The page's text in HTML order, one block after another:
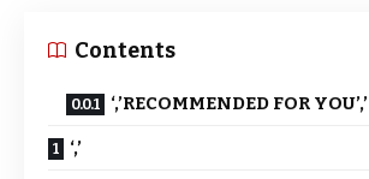
Contents
‘,’RECOMMENDED FOR YOU’,’
‘,’